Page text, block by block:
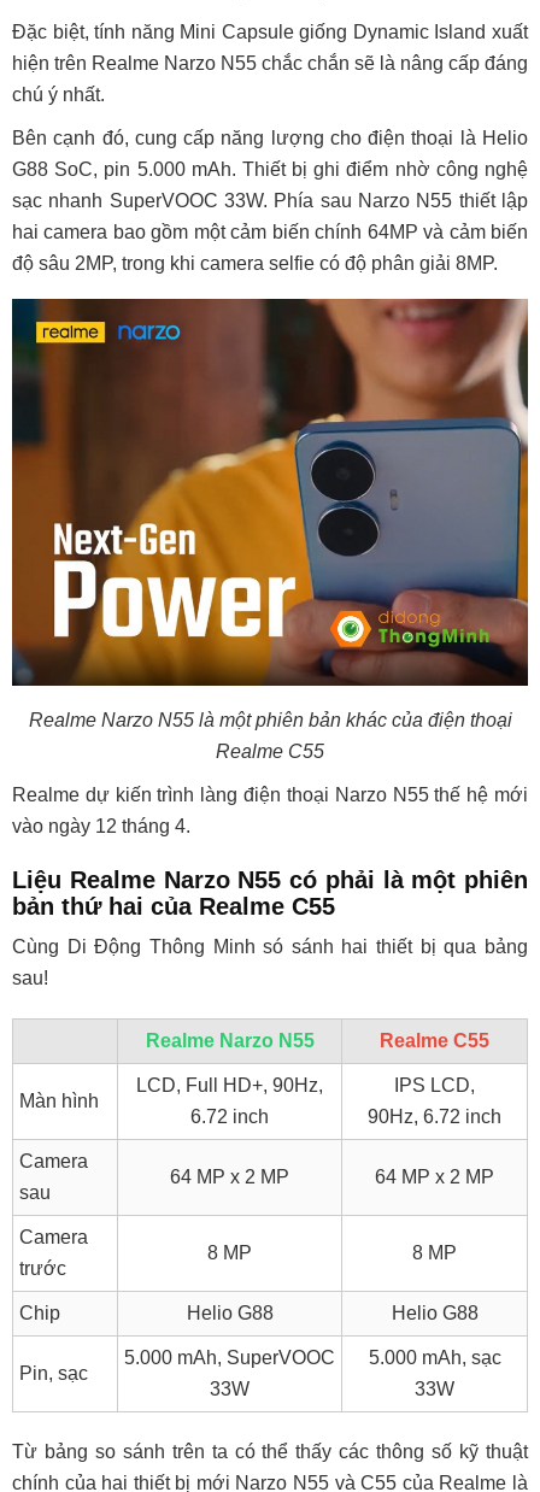
Đặc biệt, tính năng Mini Capsule giống Dynamic Island xuất
hiện trên Realme Narzo N55 chắc chắn sẽ là nâng cấp đáng
chú ý nhất.
Bên cạnh đó, cung cấp năng lượng cho điện thoại là Helio
G88 SoC, pin 5.000 mAh. Thiết bị ghi điểm nhờ công nghệ
sạc nhanh SuperVOOC 33W. Phía sau Narzo N55 thiết lập
hai camera bao gồm một cảm biến chính 64MP và cảm biến
độ sâu 2MP, trong khi camera selfie có độ phân giải 8MP.
Realme Narzo N55 là một phiên bản khác của điện thoại
Realme C55
Realme dự kiến trình làng điện thoại Narzo N55 thế hệ mới
vào ngày 12 tháng 4.
Liệu Realme Narzo N55 có phải là một phiên
bản thứ hai của Realme C55
Cùng Di Động Thông Minh só sánh hai thiết bị qua bảng
sau!
Realme Narzo N55 Realme C55
Màn hình
LCD, Full HD+, 90Hz,
6.72 inch
IPS LCD,
90Hz, 6.72 inch
Camera
sau
64 MP x 2 MP 64 MP x 2 MP
Camera
trước
8 MP 8 MP
Chip Helio G88 Helio G88
Pin, sạc
5.000 mAh, SuperVOOC
33W
5.000 mAh, sạc
33W
Từ bảng so sánh trên ta có thể thấy các thông số kỹ thuật
chính của hai thiết bị mới Narzo N55 và C55 của Realme là